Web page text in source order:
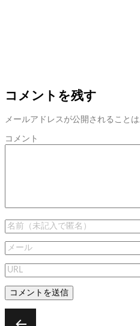
コメントを残す
メールアドレスが公開されることは
コメント